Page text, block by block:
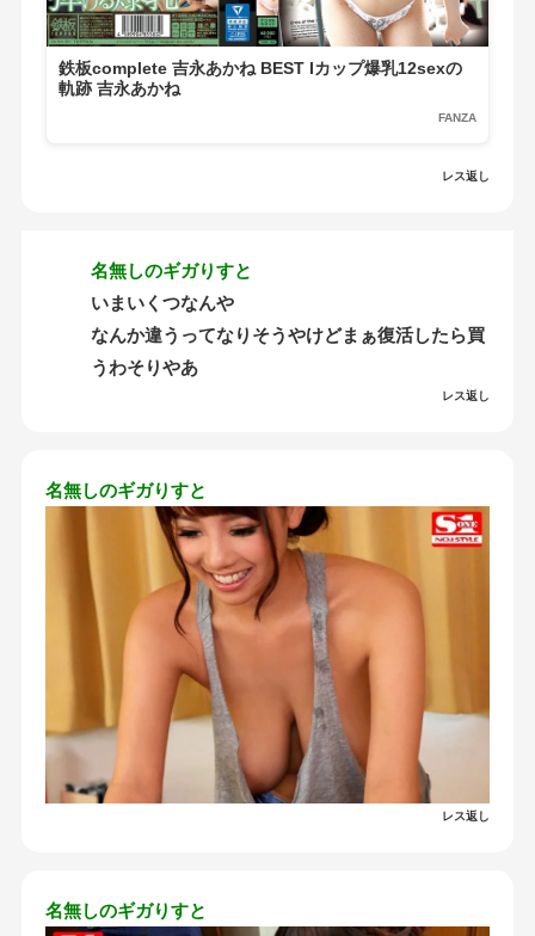
鉄板complete 吉永あかね BEST Iカップ爆乳12sexの
軌跡 吉永あかね
FANZA
レス返し
名無しのギガりすと
いまいくつなんや
なんか違うってなりそうやけどまぁ復活したら買
うわそりやあ
レス返し
名無しのギガりすと
レス返し
名無しのギガりすと